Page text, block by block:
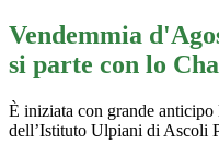
Vendemmia
si parte con lo
È iniziata con grande anticipo
dell’Istituto Ulpiani di Ascoli